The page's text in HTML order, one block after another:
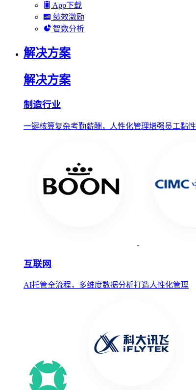
App下载
绩效激励
智数分析
解决方案
解决方案
制造行业
一键核算复杂考勤薪酬，人性化管理增强员工黏性
互联网
AI托管全流程，多维度数据分析打造人性化管理